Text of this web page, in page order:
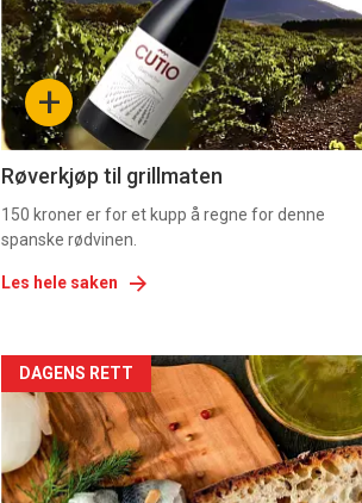
-
section
11
Dagens
rett
+
Røverkjøp til grillmaten
150 kroner er for et kupp å regne for denne
spanske rødvinen.
Les hele saken
Artikler
detail
-
DAGENS RETT